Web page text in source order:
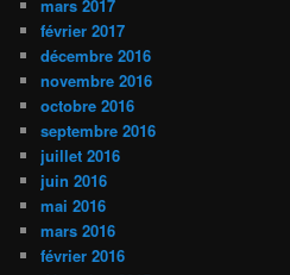
mars 2017
février 2017
décembre 2016
novembre 2016
octobre 2016
septembre 2016
juillet 2016
juin 2016
mai 2016
mars 2016
février 2016